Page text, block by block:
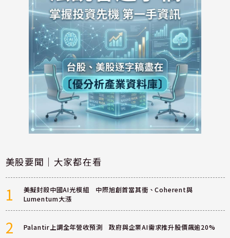
美股要聞｜大家都在看
1
美擬封殺中國AI光模組 中際旭創首當其衝、Coherent與
Lumentum大漲
2 Palantir上調全年營收預測 政府與企業AI需求推升股價飆逾20%